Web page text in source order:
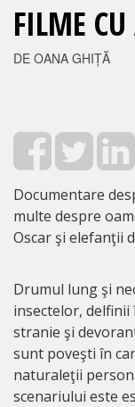
FILME
DE OANA GHIȚĂ
Documentare
multe despre
Oscar şi elefanţii
Drumul lung şi
insectelor,
stranie şi
sunt poveşti în
naturaleţii
scenariului este